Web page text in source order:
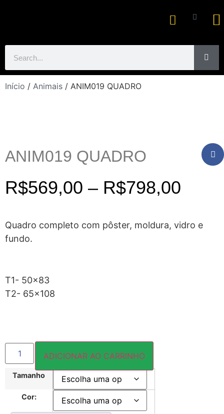
Início / Animais / ANIM019 QUADRO
ANIM019 QUADRO
R$569,00 – R$798,00
Quadro completo com pôster, moldura, vidro e
fundo.
T1- 50×83
T2- 65×108
Tamanho
Cor:
ADICIONAR AO CARRINHO